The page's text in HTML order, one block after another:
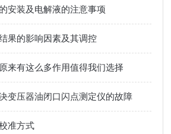
安装及电解液的注意事项
果的影响因素及其调控
来有这么多作用值得我们选择
变压器油闭口闪点测定仪的故障
准方式